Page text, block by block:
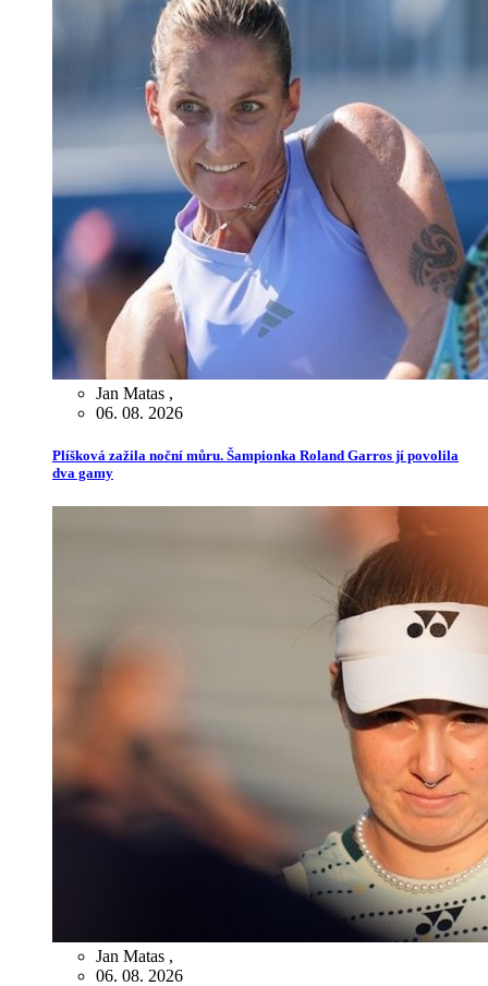
Jan Matas ,
06. 08. 2026
Plíšková zažila noční můru. Šampionka Roland Garros jí povolila
dva gamy
Jan Matas ,
06. 08. 2026